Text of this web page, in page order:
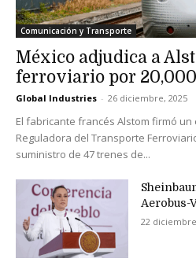
Comunicación y Transporte
México adjudica a
ferroviario por
Global Industries - 26 diciembre, 2025
El fabricante francés Alstom firmó un
Reguladora del Transporte
suministro de 47 trenes de...
Aerobus-
22